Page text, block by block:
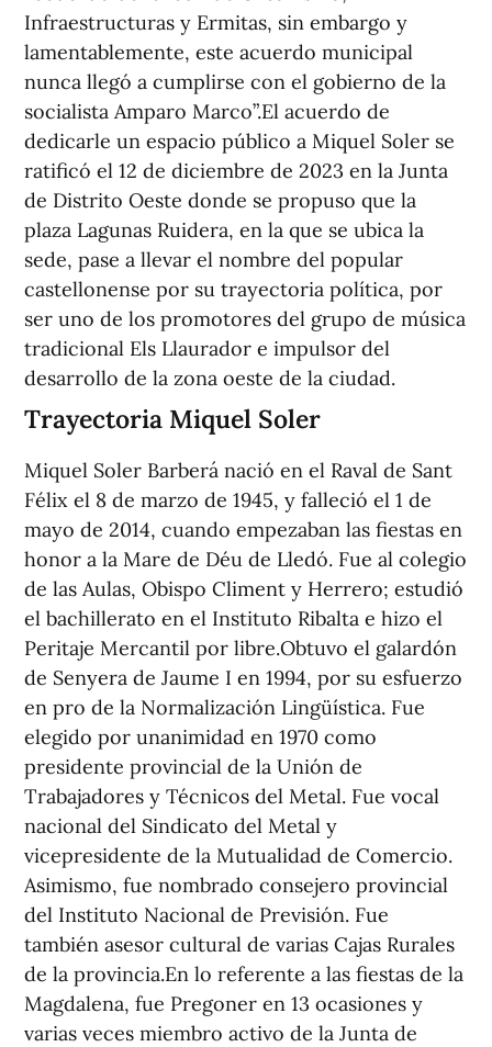
Infraestructuras y Ermitas, sin embargo y
lamentablemente, este acuerdo municipal
nunca llegó a cumplirse con el gobierno de la
socialista Amparo Marco”.El acuerdo de
dedicarle un espacio público a Miquel Soler se
ratificó el 12 de diciembre de 2023 en la Junta
de Distrito Oeste donde se propuso que la
plaza Lagunas Ruidera, en la que se ubica la
sede, pase a llevar el nombre del popular
castellonense por su trayectoria política, por
ser uno de los promotores del grupo de música
tradicional Els Llaurador e impulsor del
desarrollo de la zona oeste de la ciudad.
Trayectoria Miquel Soler
Miquel Soler Barberá nació en el Raval de Sant
Félix el 8 de marzo de 1945, y falleció el 1 de
mayo de 2014, cuando empezaban las fiestas en
honor a la Mare de Déu de Lledó. Fue al colegio
de las Aulas, Obispo Climent y Herrero; estudió
el bachillerato en el Instituto Ribalta e hizo el
Peritaje Mercantil por libre.Obtuvo el galardón
de Senyera de Jaume I en 1994, por su esfuerzo
en pro de la Normalización Lingüística. Fue
elegido por unanimidad en 1970 como
presidente provincial de la Unión de
Trabajadores y Técnicos del Metal. Fue vocal
nacional del Sindicato del Metal y
vicepresidente de la Mutualidad de Comercio.
Asimismo, fue nombrado consejero provincial
del Instituto Nacional de Previsión. Fue
también asesor cultural de varias Cajas Rurales
de la provincia.En lo referente a las fiestas de la
Magdalena, fue Pregoner en 13 ocasiones y
varias veces miembro activo de la Junta de